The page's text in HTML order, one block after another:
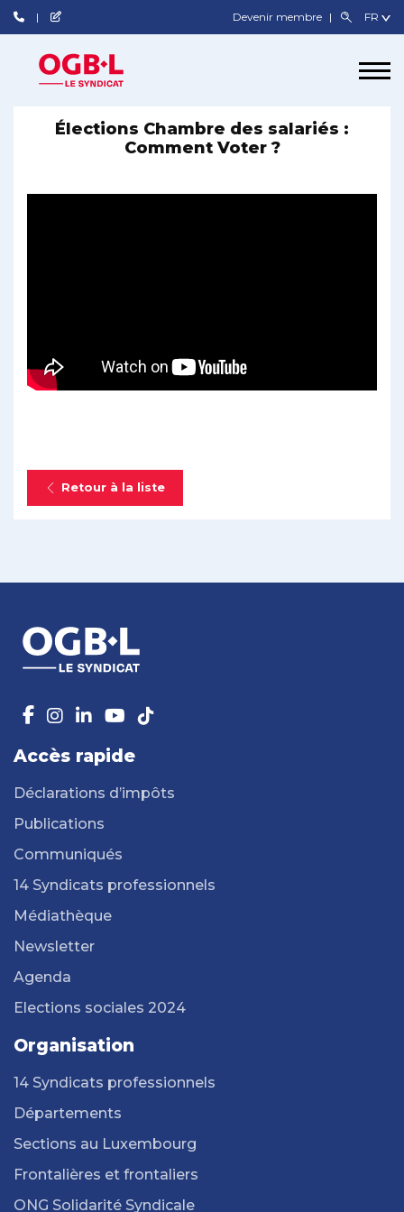
Devenir membre
Élections Chambre des salariés :
Comment Voter ?
Retour à la liste
Accès rapide
Déclarations d’impôts
Publications
Communiqués
14 Syndicats professionnels
Médiathèque
Newsletter
Agenda
Elections sociales 2024
Organisation
14 Syndicats professionnels
Départements
Sections au Luxembourg
Frontalières et frontaliers
ONG Solidarité Syndicale